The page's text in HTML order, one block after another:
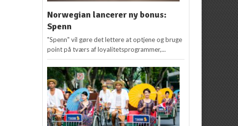
Norwegian lancerer ny bonus:
Spenn
"Spenn" vil gøre det lettere at optjene og bruge
point på tværs af loyalitetsprogrammer,...